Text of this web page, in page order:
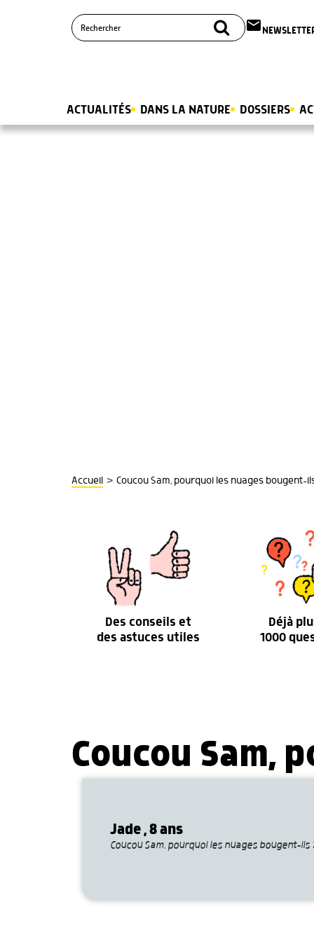
email
ACTUALITÉS DANS LA NATURE DOSSIERS
Accueil > Coucou Sam, pourquoi les nuages bougent-
Des conseils et
des astuces utiles
Déjà
1000
Coucou Sam,
Jade , 8 ans
Coucou Sam, pourquoi les nuages bougent-ils